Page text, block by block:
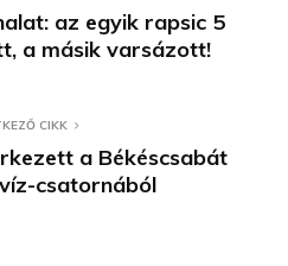
az egyik rapsic 5
a másik varsázott!
CIKK
a Békéscsabát
csatornából